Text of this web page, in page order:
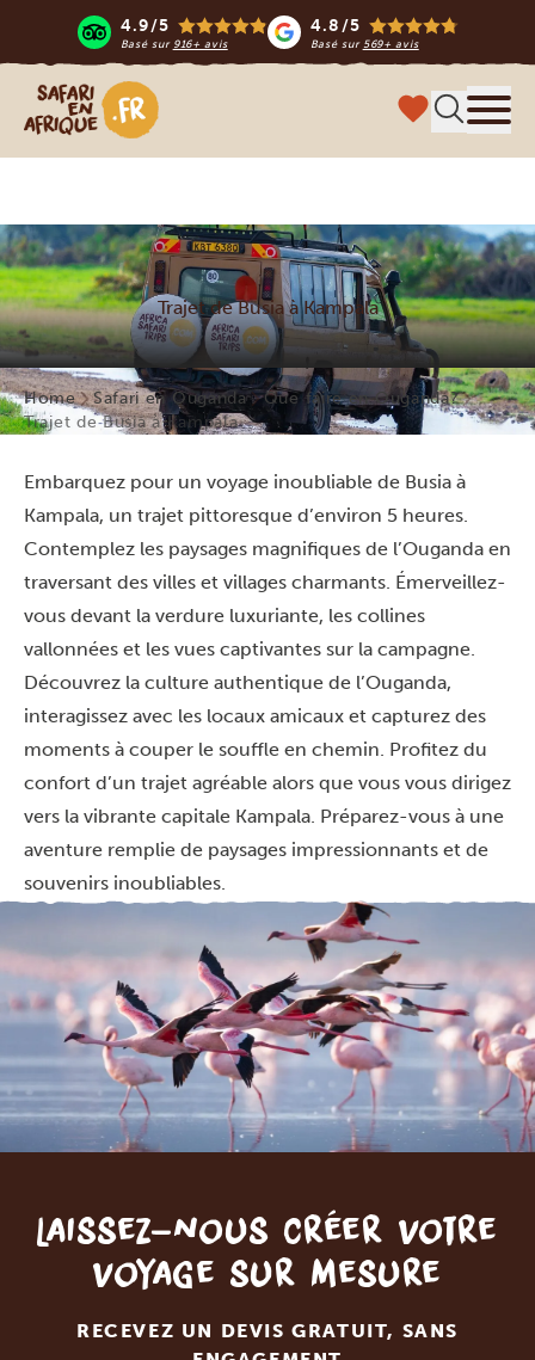
4.9/5
Basé sur 916+ avis
4.8/5
Basé sur 569+ avis
Safari en Afrique
Trajet de Busia à Kampala
Home Safari en Ouganda
Que faire en Ouganda?
Trajet de Busia à Kampala
Embarquez pour un voyage inoubliable de Busia à
Kampala, un trajet pittoresque d’environ 5 heures.
Contemplez les paysages magnifiques de l’Ouganda en
traversant des villes et villages charmants. Émerveillez-
vous devant la verdure luxuriante, les collines
vallonnées et les vues captivantes sur la campagne.
Découvrez la culture authentique de l’Ouganda,
interagissez avec les locaux amicaux et capturez des
moments à couper le souffle en chemin. Profitez du
confort d’un trajet agréable alors que vous vous dirigez
vers la vibrante capitale Kampala. Préparez-vous à une
aventure remplie de paysages impressionnants et de
souvenirs inoubliables.
Laissez-nous créer votre
voyage sur mesure
RECEVEZ UN DEVIS GRATUIT, SANS